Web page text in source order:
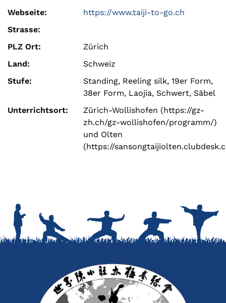
Webseite:
https://www.taiji-to-go.ch
Strasse:
PLZ Ort:
Zürich
Land:
Schweiz
Stufe:
Standing, Reeling silk, 19er Form,
38er Form, Laojia, Schwert, Säbel
Unterrichtsort:
Zürich-Wollishofen (https://gz-
zh.ch/gz-wollishofen/programm/)
und Olten
(https://